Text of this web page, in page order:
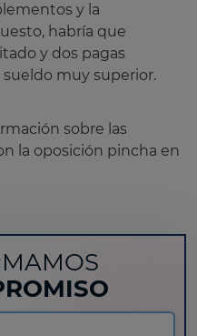
y la
habría que
y dos pagas
muy superior.
sobre las
la oposición pincha en